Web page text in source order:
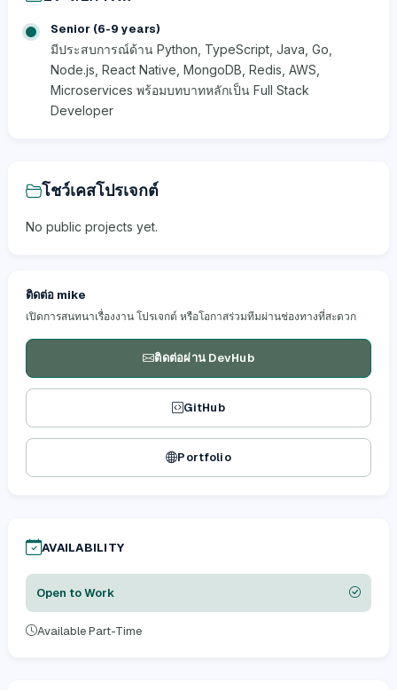
Senior (6-9 years)
มีประสบการณ์ด้าน Python, TypeScript, Java, Go,
Node.js, React Native, MongoDB, Redis, AWS,
Microservices พร้อมบทบาทหลักเป็น Full Stack
Developer
โชว์เคสโปรเจกต์
No public projects yet.
ติดต่อ mike
เปิดการสนทนาเรื่องงาน โปรเจกต์ หรือโอกาสร่วมทีมผ่านช่องทางที่สะดวก
ติดต่อผ่าน DevHub
GitHub
Portfolio
AVAILABILITY
Open to Work
Available Part-Time